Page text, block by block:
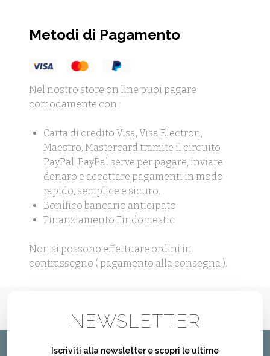
Metodi di Pagamento
Nel nostro store on line puoi pagare
comodamente con :
Carta di credito Visa, Visa Electron,
Maestro, Mastercard tramite il circuito
PayPal. PayPal serve per pagare, inviare
denaro e accettare pagamenti in modo
rapido, semplice e sicuro.
Bonifico bancario anticipato
Finanziamento Findomestic
Non si possono effettuare ordini in
contrassegno ( pagamento alla consegna ).
NEWSLETTER
Iscriviti alla newsletter e scopri le ultime